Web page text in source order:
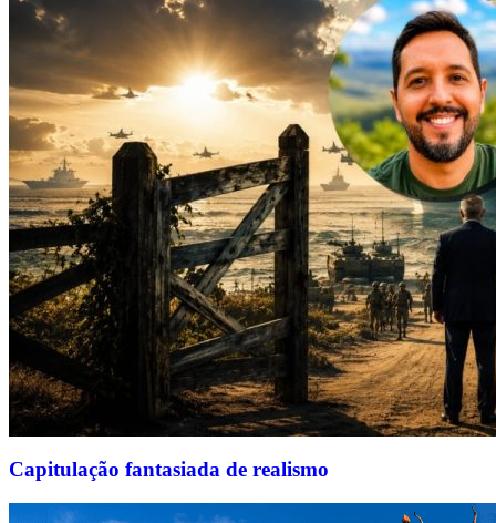
Capitulação fantasiada de realismo